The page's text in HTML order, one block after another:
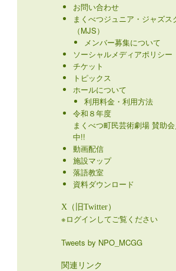
お問い合わせ
まくべつジュニア・ジャズス
（MJS）
メンバー募集について
ソーシャルメディアポリシー
チケット
トピックス
ホールについて
利用料金・利用方法
令和８年度
まくべつ町民芸術劇場 賛助
中!!
動画配信
施設マップ
落語教室
資料ダウンロード
X（旧Twitter）
※ログインしてご覧ください
Tweets by NPO_MCGG
関連リンク